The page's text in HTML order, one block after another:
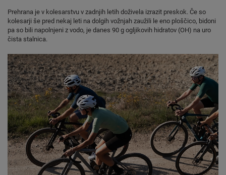
Prehrana je v kolesarstvu v zadnjih letih doživela izrazit preskok. Če so
kolesarji še pred nekaj leti na dolgih vožnjah zaužili le eno ploščico, bidoni
pa so bili napolnjeni z vodo, je danes 90 g ogljikovih hidratov (OH) na uro
čista stalnica.